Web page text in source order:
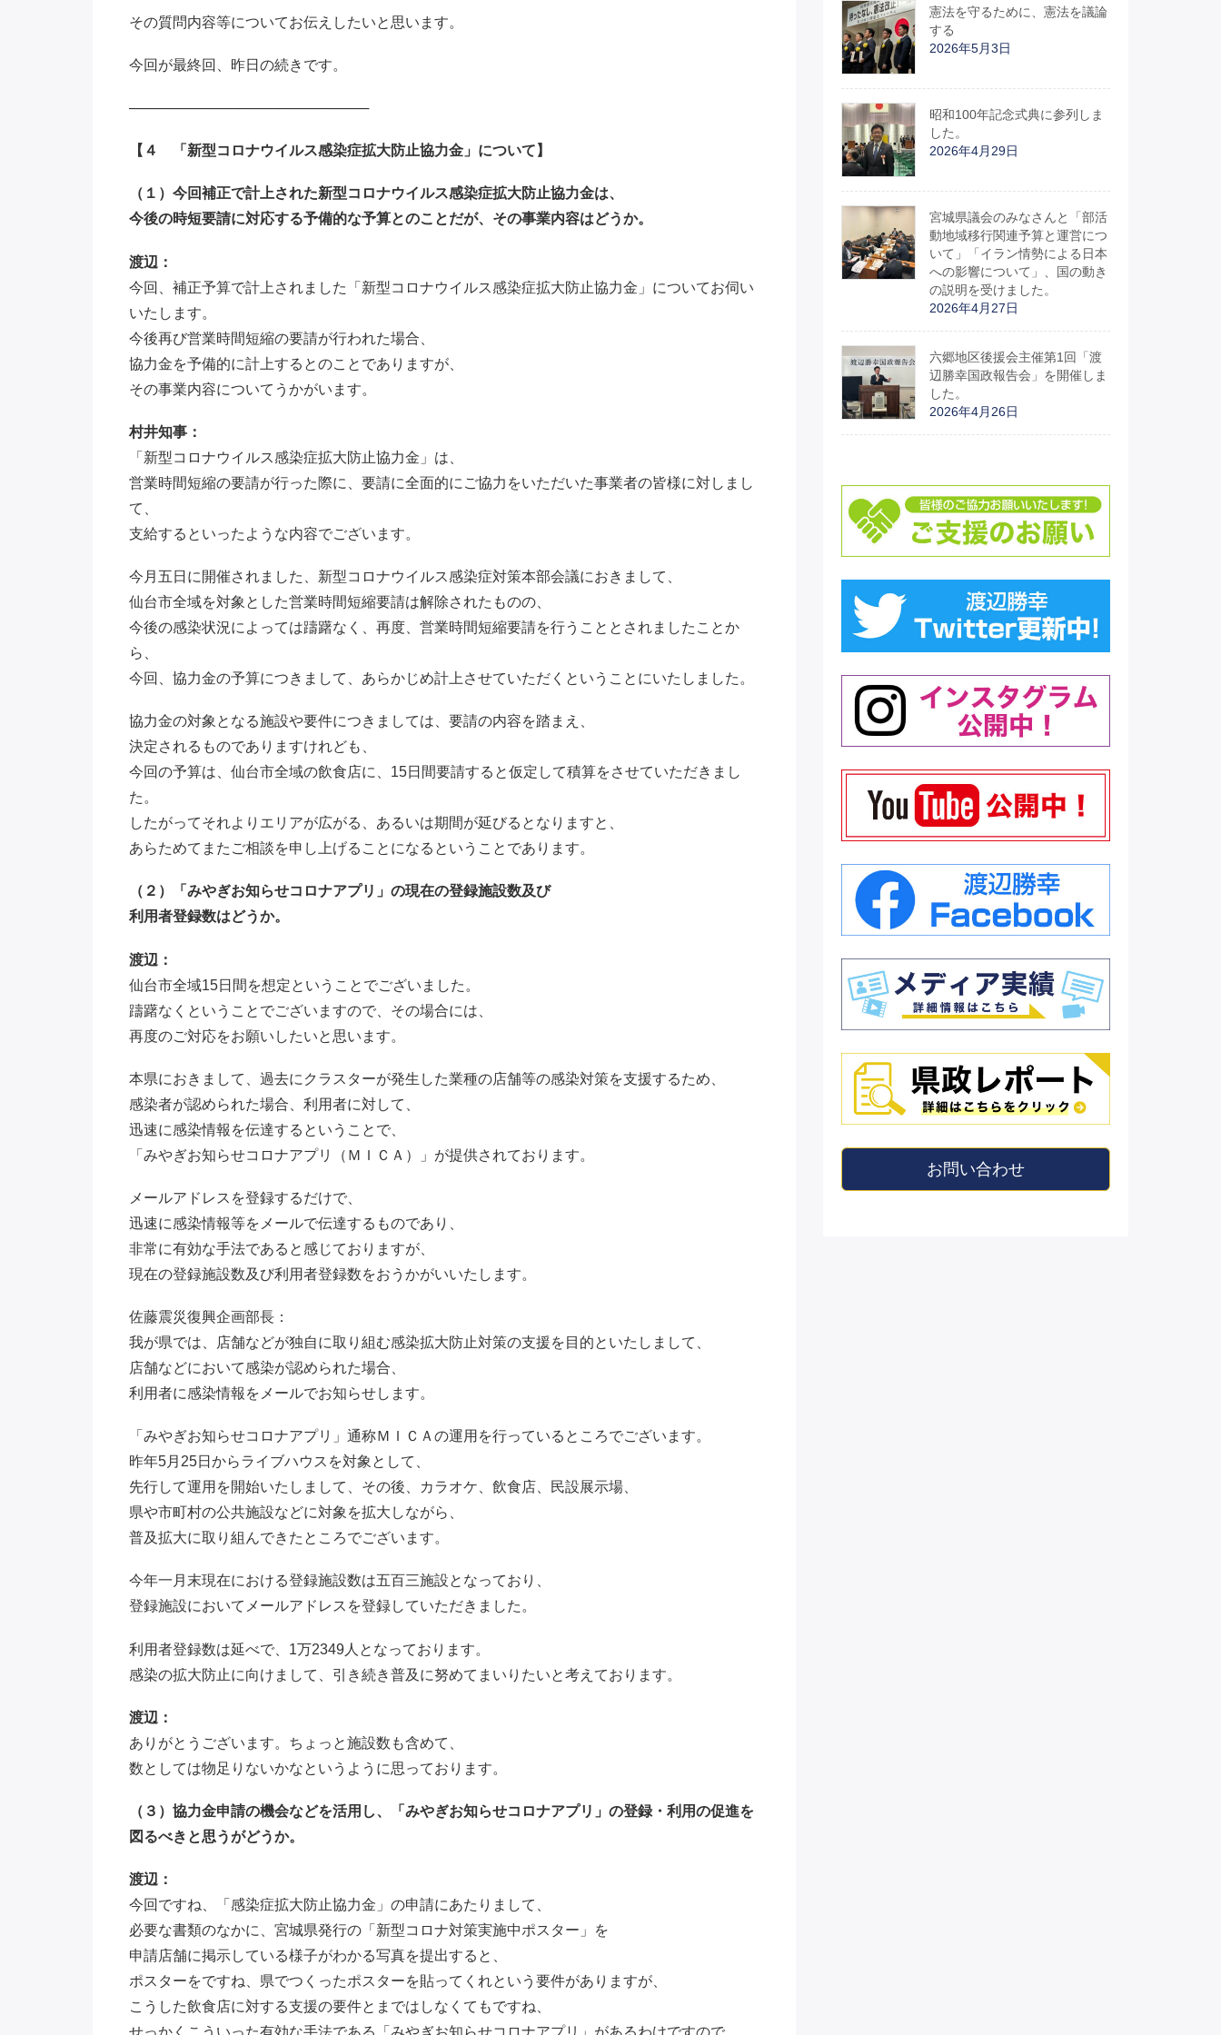
その質問内容等についてお伝えしたいと思います。
今回が最終回、昨日の続きです。
────────────────────────
【４ 「新型コロナウイルス感染症拡大防止協力金」について】
（１）今回補正で計上された新型コロナウイルス感染症拡大防止協力金は、
今後の時短要請に対応する予備的な予算とのことだが、その事業内容はどうか。
渡辺：
今回、補正予算で計上されました「新型コロナウイルス感染症拡大防止協力金」についてお伺い
いたします。
今後再び営業時間短縮の要請が行われた場合、
協力金を予備的に計上するとのことでありますが、
その事業内容についてうかがいます。
村井知事：
「新型コロナウイルス感染症拡大防止協力金」は、
営業時間短縮の要請が行った際に、要請に全面的にご協力をいただいた事業者の皆様に対しまし
て、
支給するといったような内容でございます。
今月五日に開催されました、新型コロナウイルス感染症対策本部会議におきまして、
仙台市全域を対象とした営業時間短縮要請は解除されたものの、
今後の感染状況によっては躊躇なく、再度、営業時間短縮要請を行うこととされましたことか
ら、
今回、協力金の予算につきまして、あらかじめ計上させていただくということにいたしました。
協力金の対象となる施設や要件につきましては、要請の内容を踏まえ、
決定されるものでありますけれども、
今回の予算は、仙台市全域の飲食店に、15日間要請すると仮定して積算をさせていただきまし
た。
したがってそれよりエリアが広がる、あるいは期間が延びるとなりますと、
あらためてまたご相談を申し上げることになるということであります。
（２）「みやぎお知らせコロナアプリ」の現在の登録施設数及び
利用者登録数はどうか。
渡辺：
仙台市全域15日間を想定ということでございました。
躊躇なくということでございますので、その場合には、
再度のご対応をお願いしたいと思います。
本県におきまして、過去にクラスターが発生した業種の店舗等の感染対策を支援するため、
感染者が認められた場合、利用者に対して、
迅速に感染情報を伝達するということで、
「みやぎお知らせコロナアプリ（ＭＩＣＡ）」が提供されております。
メールアドレスを登録するだけで、
迅速に感染情報等をメールで伝達するものであり、
非常に有効な手法であると感じておりますが、
現在の登録施設数及び利用者登録数をおうかがいいたします。
佐藤震災復興企画部長：
我が県では、店舗などが独自に取り組む感染拡大防止対策の支援を目的といたしまして、
店舗などにおいて感染が認められた場合、
利用者に感染情報をメールでお知らせします。
「みやぎお知らせコロナアプリ」通称ＭＩＣＡの運用を行っているところでございます。
昨年5月25日からライブハウスを対象として、
先行して運用を開始いたしまして、その後、カラオケ、飲食店、民設展示場、
県や市町村の公共施設などに対象を拡大しながら、
普及拡大に取り組んできたところでございます。
今年一月末現在における登録施設数は五百三施設となっており、
登録施設においてメールアドレスを登録していただきました。
利用者登録数は延べで、1万2349人となっております。
感染の拡大防止に向けまして、引き続き普及に努めてまいりたいと考えております。
渡辺：
ありがとうございます。ちょっと施設数も含めて、
数としては物足りないかなというように思っております。
（３）協力金申請の機会などを活用し、「みやぎお知らせコロナアプリ」の登録・利用の促進を
図るべきと思うがどうか。
渡辺：
今回ですね、「感染症拡大防止協力金」の申請にあたりまして、
必要な書類のなかに、宮城県発行の「新型コロナ対策実施中ポスター」を
申請店舗に掲示している様子がわかる写真を提出すると、
ポスターをですね、県でつくったポスターを貼ってくれという要件がありますが、
こうした飲食店に対する支援の要件とまではしなくてもですね、
憲法を守るために、憲法を議論
する
2026年5月3日
昭和100年記念式典に参列しま
した。
2026年4月29日
宮城県議会のみなさんと「部活
動地域移行関連予算と運営につ
いて」「イラン情勢による日本
への影響について」、国の動き
の説明を受けました。
2026年4月27日
六郷地区後援会主催第1回「渡
辺勝幸国政報告会」を開催しま
した。
2026年4月26日
お問い合わせ